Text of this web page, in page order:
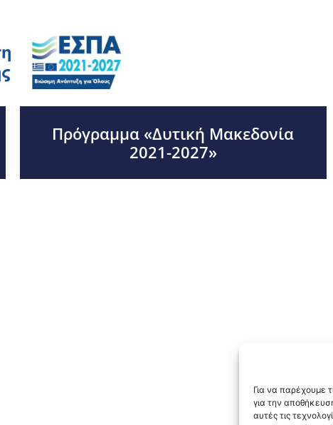
Για να παρέχουμε
για την
αυτές τις
Πρόγραμμα «Δυτική Μακεδονία
2021-2027»